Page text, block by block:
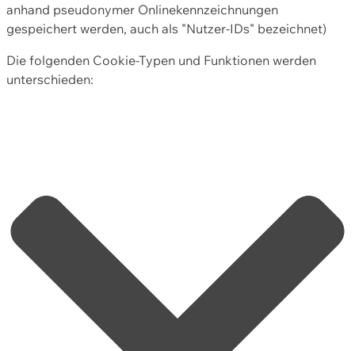
anhand pseudonymer Onlinekennzeichnungen
gespeichert werden, auch als "Nutzer-IDs" bezeichnet)
Die folgenden Cookie-Typen und Funktionen werden
unterschieden: